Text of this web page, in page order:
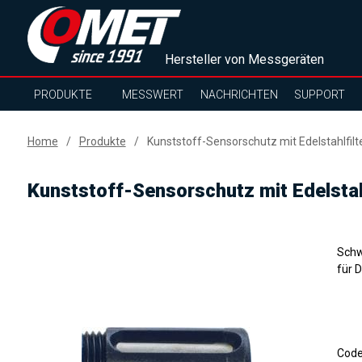
Hersteller von Messgeräten
PRODUKTE MESSWERT NACHRICHTEN SUPPORT
Home Produkte Kunststoff-Sensorschutz mit
Kunststoff-Sensorschutz mit
für